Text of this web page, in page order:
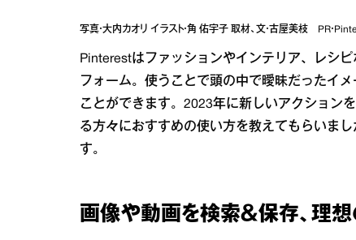
写真・大内カオリ イラスト・角 佑宇子 取材、文・古屋美枝 PR・
Pinterestはファッションやインテリア、レシ
フォーム。使うことで頭の中で曖昧だったイ
ことができます。2023年に新しいアクション
る方々におすすめの使い方を教えてもらいま
す。
画像や動画を検索＆保存、理